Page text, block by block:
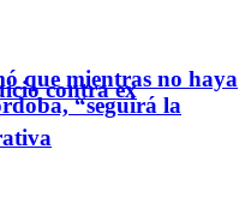
contra ex
que mientras no haya
“seguirá la